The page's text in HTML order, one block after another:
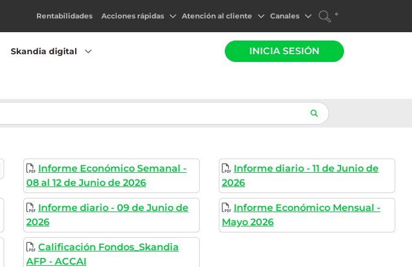
Rentabilidades Acciones rápidas Atención al cliente Canales °
Skandia digital INICIA SESIÓN
Informe Económico Semanal -
08 al 12 de Junio de 2026
Informe diario - 11 de Junio de
2026
Informe diario - 09 de Junio de
2026
Informe Económico Mensual -
Mayo 2026
Calificación Fondos_Skandia
AFP - ACCAI